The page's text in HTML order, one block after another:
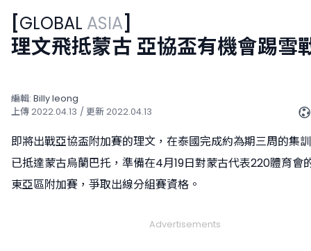
[GLOBAL ASIA]
理文飛抵蒙古 亞協盃有機會踢雪
編輯: Billy Ieong
上傳2022.04.13 / 更新2022.04.13
即將出戰亞協盃附加賽的理文，在泰國完成約為期三周的集
已抵達蒙古烏蘭巴托，準備在4月19日對蒙古代表220體育會
東亞區附加賽，爭取出線分組賽資格。
Advertisements